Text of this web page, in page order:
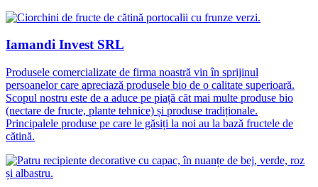
Iamandi Invest SRL
Produsele comercializate de firma noastră vin în sprijinul
persoanelor care apreciază produsele bio de o calitate superioară.
Scopul nostru este de a aduce pe piață căt mai multe produse bio
(nectare de fructe, plante tehnice) și produse tradiționale.
Principalele produse pe care le găsiți la noi au la bază fructele de
cătină.